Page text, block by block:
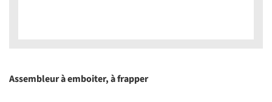
Assembleur à emboiter, à frapper